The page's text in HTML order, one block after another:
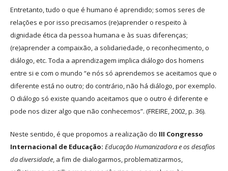
Entretanto, tudo o que é humano é aprendido; somos seres de
relações e por isso precisamos (re)aprender o respeito à
dignidade ética da pessoa humana e às suas diferenças;
(re)aprender a compaixão, a solidariedade, o reconhecimento, o
diálogo, etc. Toda a aprendizagem implica diálogo dos homens
entre si e com o mundo “e nós só aprendemos se aceitamos que o
diferente está no outro; do contrário, não há diálogo, por exemplo.
O diálogo só existe quando aceitamos que o outro é diferente e
pode nos dizer algo que não conhecemos”. (FREIRE, 2002, p. 36).
Neste sentido, é que propomos a realização do III Congresso
Internacional de Educação: Educação Humanizadora e os desafios
da diversidade, a fim de dialogarmos, problematizarmos,